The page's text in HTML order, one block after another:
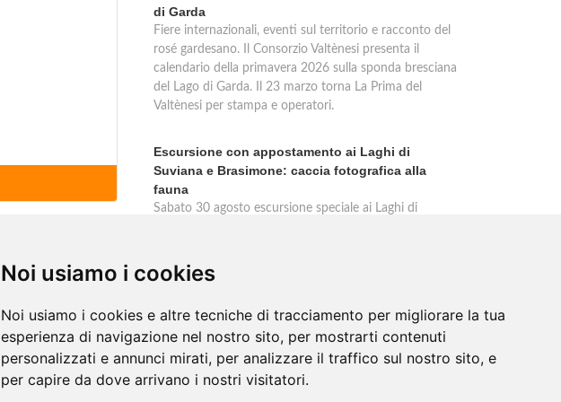
Noi usiamo i cookies
Noi usiamo i cookies e altre tecniche di tracciamento per migliorare la tua
esperienza di navigazione nel nostro sito, per mostrarti contenuti
personalizzati e annunci mirati, per analizzare il traffico sul nostro sito, e
per capire da dove arrivano i nostri visitatori.
di Garda
Fiere internazionali, eventi sul territorio e racconto del
rosé gardesano. Il Consorzio Valtènesi presenta il
calendario della primavera 2026 sulla sponda bresciana
del Lago di Garda. Il 23 marzo torna La Prima del
Valtènesi per stampa e operatori.
Escursione con appostamento ai Laghi di
Suviana e Brasimone: caccia fotografica alla
fauna
Sabato 30 agosto escursione speciale ai Laghi di
massimo silenzio. Ritrovo Chiesa Santa Rita al
Brasimone, prenotazione obbligatoria.